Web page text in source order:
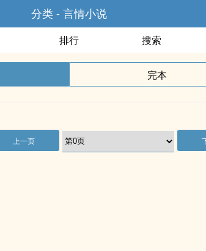
分类 - 言情小说
排行 搜索
完本
上一页